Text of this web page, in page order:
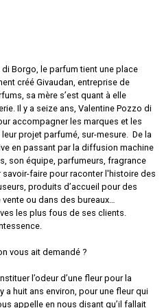
Borgo, le parfum tient une place
créé Givaudan, entreprise de
sa mère s’est quant à elle
Il y a seize ans, Valentine Pozzo di
accompagner les marques et les
projet parfumé, sur-mesure. De la
en passant par la diffusion machine
son équipe, parfumeurs, fragrance
faire pour raconter l'histoire des
produits d’accueil pour des
ou dans des bureaux…
les plus fous de ses clients.
vous ait demandé ?
l’odeur d’une fleur pour la
a huit ans environ, pour une fleur qui
appelle en nous disant qu’il fallait